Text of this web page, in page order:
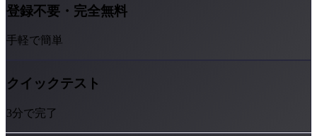
登録不要・完全無料
手軽で簡単
クイックテスト
3分で完了